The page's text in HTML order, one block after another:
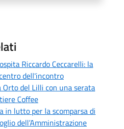
Riccardo Ceccarelli: la
dell'incontro
Orto del Lilli con una serata
Coffee
in lutto per la scomparsa di
dell’Amministrazione